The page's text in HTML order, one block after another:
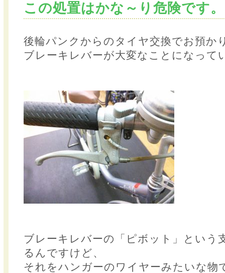
この処置はかな～り危険です。
後輪パンクからのタイヤ交換でお預か
ブレーキレバーが大変なことになって
ブレーキレバーの「ピボット」という
るんですけど、
それをハンガーのワイヤーみたいな物